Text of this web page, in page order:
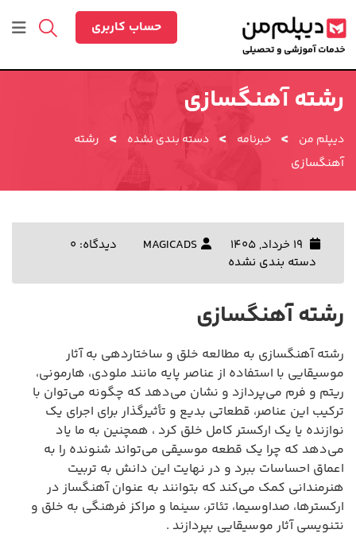
به
محتوا
حساب کاربری
رشته آهنگسازی
دیپلم من > خبرنامه > دسته بندی نشده >
رشته
آهنگسازی
MAGICADS
دیدگاه: 0
دسته بندی نشده
رشته آهنگسازی
رشته آهنگسازی به مطالعه خلق و ساختاردهی به آثار
موسیقایی با استفاده از عناصر پایه مانند ملودی، هارمونی،
ریتم و فرم می‌پردازد و نشان می‌دهد که چگونه می‌توان با
ترکیب این عناصر، قطعاتی بدیع و تأثیرگذار برای اجرای یک
نوازنده یا یک ارکستر کامل خلق کرد ، همچنین به ما یاد
می‌دهد که چرا یک قطعه موسیقی می‌تواند شنونده را به
اعماق احساسات ببرد و در نهایت این دانش به تربیت
هنرمندانی کمک می‌کند که بتوانند به عنوان آهنگساز در
ارکسترها، صداوسیما، تئاتر، سینما و مراکز فرهنگی به خلق و
نتنویسی آثار موسیقایی بپردازند .